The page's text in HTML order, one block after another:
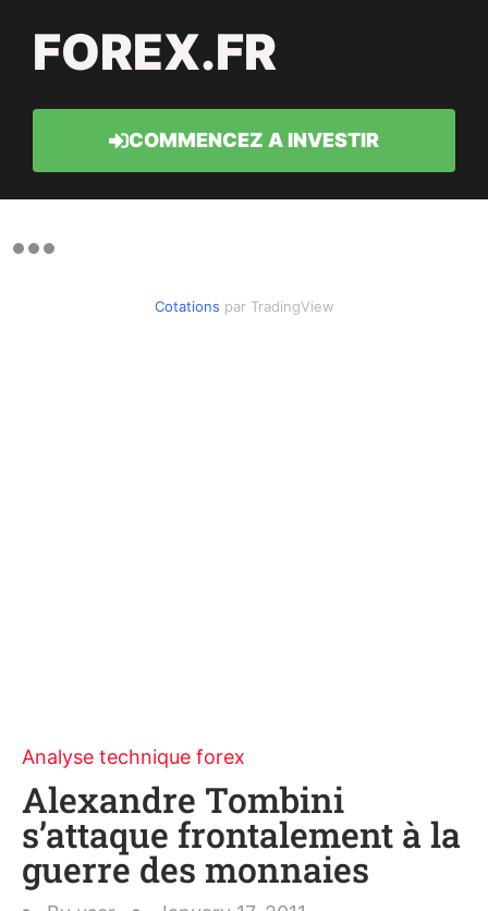
FOREX.FR
COMMENCEZ A INVESTIR
Cotations par TradingView
Analyse technique forex
Alexandre Tombini
s’attaque frontalement à la
guerre des monnaies